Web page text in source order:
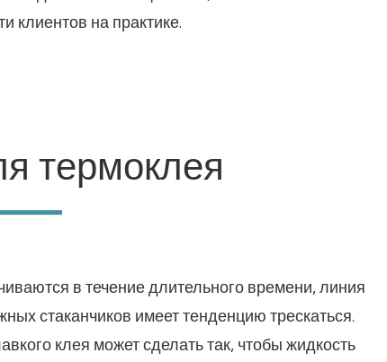
клиентов на практике.
термоклея
в течение длительного времени, линия
стаканчиков имеет тенденцию трескаться.
клея может сделать так, чтобы жидкость